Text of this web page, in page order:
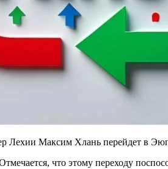
Лехии Максим Хлань перейдет в
что этому переходу